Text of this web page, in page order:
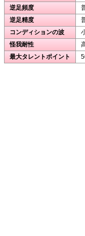
逆足頻度
逆足精度
コンディションの波
怪我耐性
最大タレントポイント